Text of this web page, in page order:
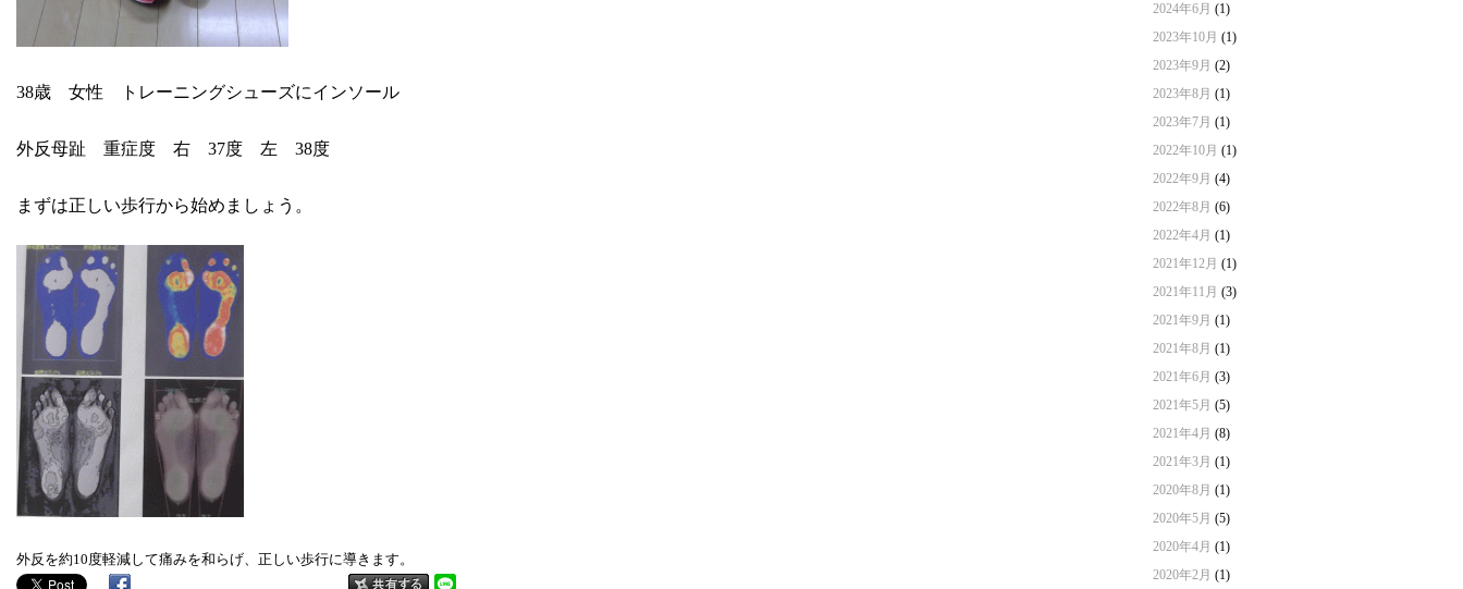
38歳 女性 トレーニングシューズにインソール
外反母趾 重症度 右 37度 左 38度
まずは正しい歩行から始めましょう。
外反を約10度軽減して痛みを和らげ、正しい歩行に導きます。
2024年6月 (1)
2023年10月 (1)
2023年9月 (2)
2023年8月 (1)
2023年7月 (1)
2022年10月 (1)
2022年9月 (4)
2022年8月 (6)
2022年4月 (1)
2021年12月 (1)
2021年11月 (3)
2021年9月 (1)
2021年8月 (1)
2021年6月 (3)
2021年5月 (5)
2021年4月 (8)
2021年3月 (1)
2020年8月 (1)
2020年5月 (5)
2020年4月 (1)
2020年2月 (1)